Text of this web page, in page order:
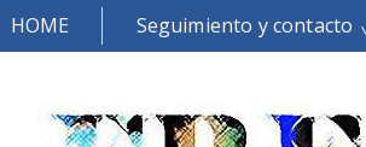
HOME Seguimiento y contacto